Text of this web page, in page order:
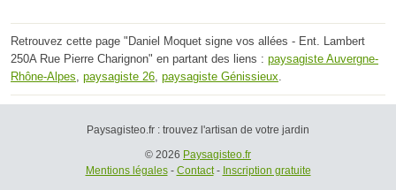
Retrouvez cette page "Daniel Moquet signe vos allées - Ent. Lambert
250A Rue Pierre Charignon" en partant des liens : paysagiste Auvergne-
Rhône-Alpes, paysagiste 26, paysagiste Génissieux.
Paysagisteo.fr : trouvez l'artisan de votre jardin
© 2026 Paysagisteo.fr
Mentions légales- Contact- Inscription gratuite